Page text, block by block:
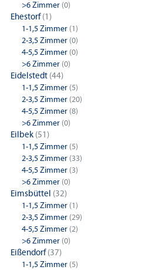
>6 Zimmer (0)
Ehestorf(1)
1-1,5 Zimmer (1)
2-3,5 Zimmer (0)
4-5,5 Zimmer (0)
>6 Zimmer (0)
Eidelstedt (44)
1-1,5 Zimmer (5)
2-3,5 Zimmer (20)
4-5,5 Zimmer (8)
>6 Zimmer (0)
Eilbek (51)
1-1,5 Zimmer (5)
2-3,5 Zimmer (33)
4-5,5 Zimmer (3)
>6 Zimmer (0)
Eimsbüttel (32)
1-1,5 Zimmer (1)
2-3,5 Zimmer (29)
4-5,5 Zimmer (2)
>6 Zimmer (0)
Eißendorf(37)
1-1,5 Zimmer (5)